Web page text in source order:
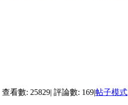
查看數: 25829| 評論數: 169|帖子模式